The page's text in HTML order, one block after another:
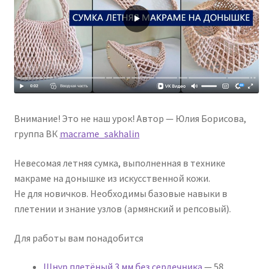
Внимание! Это не наш урок! Автор — Юлия Борисова,
группа ВК macrame_sakhalin
Невесомая летняя сумка, выполненная в технике
макраме на донышке из искусственной кожи.
Не для новичков. Необходимы базовые навыки в
плетении и знание узлов (армянский и репсовый).
Для работы вам понадобится